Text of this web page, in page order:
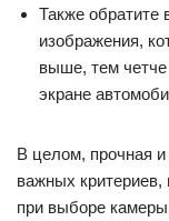
Также обратите
изображения,
выше, тем
экране
В целом, прочная
важных критериев,
при выборе